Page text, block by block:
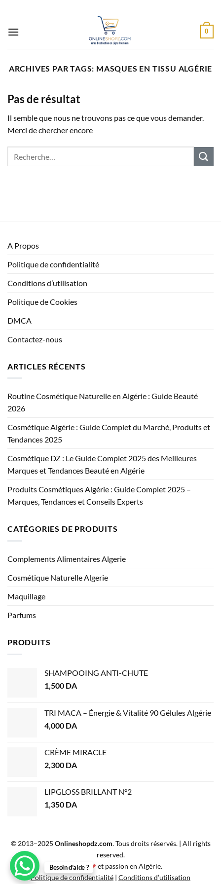
contenu
0
ARCHIVES PAR TAGS: MASQUES EN TISSU ALGÉRIE
Pas de résultat
Il semble que nous ne trouvons pas ce que vous demander.
Merci de chercher encore
A Propos
Politique de confidentialité
Conditions d’utilisation
Politique de Cookies
DMCA
Contactez-nous
ARTICLES RÉCENTS
Routine Cosmétique Naturelle en Algérie : Guide Beauté
2026
Cosmétique Algérie : Guide Complet du Marché, Produits et
Tendances 2025
Cosmétique DZ : Le Guide Complet 2025 des Meilleures
Marques et Tendances Beauté en Algérie
Produits Cosmétiques Algérie : Guide Complet 2025 –
Marques, Tendances et Conseils Experts
CATÉGORIES DE PRODUITS
Complements Alimentaires Algerie
Cosmétique Naturelle Algerie
Maquillage
Parfums
PRODUITS
SHAMPOOING ANTI-CHUTE
1,500 DA
TRI MACA – Énergie & Vitalité 90 Gélules Algérie
4,000 DA
CRÈME MIRACLE
2,300 DA
LIPGLOSS BRILLANT N°2
1,350 DA
© 2013–2025 Onlineshopdz.com. Tous droits réservés. | All rights
reserved.
Créé avec ❤ et passion en Algérie.
Politique de confidentialité | Conditions d’utilisation
Besoin d’aide ?